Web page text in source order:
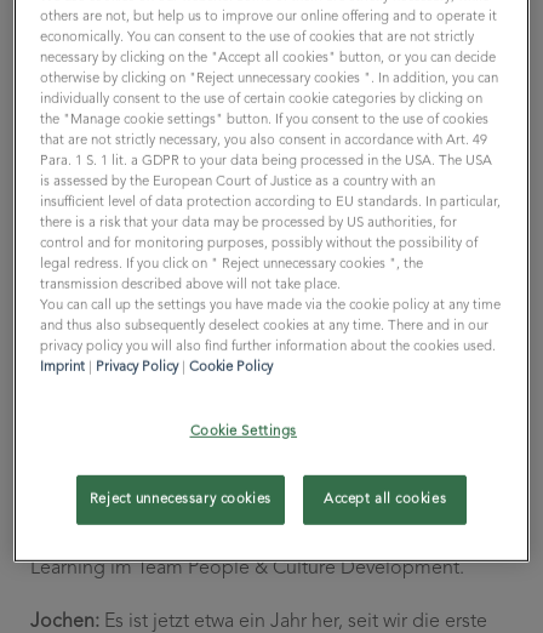
voll im Rampenlicht steht: Resilienztraining.
Jochen:Ganz kurz zu dir - wer bist du, wo kommst du
her undwas ist deine aktuelle Position bei uns?
Karla:Ich
binKarla,
komme
aus
Dortmund
und wohne
in
Position ist
Learning im Team People & Culture Development.
Jochen: Es ist jetzt etwa ein Jahr her, seit wir die erste
others are not, but help us to improve our online offering and to operate it
economically. You can consent to the use of cookies that are not strictly
necessary by clicking on the "Accept all cookies" button, or you can decide
otherwise by clicking on "Reject unnecessary cookies ". In addition, you can
individually consent to the use of certain cookie categories by clicking on
the "Manage cookie settings" button. If you consent to the use of cookies
that are not strictly necessary, you also consent in accordance with Art. 49
Para. 1 S. 1 lit. a GDPR to your data being processed in the USA. The USA
is assessed by the European Court of Justice as a country with an
insufficient level of data protection according to EU standards. In particular,
there is a risk that your data may be processed by US authorities, for
control and for monitoring purposes, possibly without the possibility of
legal redress. If you click on " Reject unnecessary cookies ", the
transmission described above will not take place.
You can call up the settings you have made via the cookie policy at any time
and thus also subsequently deselect cookies at any time. There and in our
privacy policy you will also find further information about the cookies used.
Imprint
Privacy Policy|Cookie Policy
Cookie Settings
Reject unnecessary cookies Accept all cookies